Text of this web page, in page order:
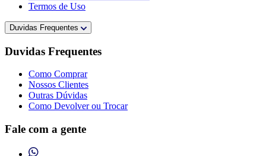
Termos de Uso
Duvidas Frequentes
Duvidas Frequentes
Como Comprar
Nossos Clientes
Outras Dúvidas
Como Devolver ou Trocar
Fale com a gente